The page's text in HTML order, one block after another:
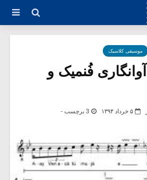
موسیقی کلاسیک
فُنمیک و
۵ خرداد ۱۳۹۴ 3 برچسب -